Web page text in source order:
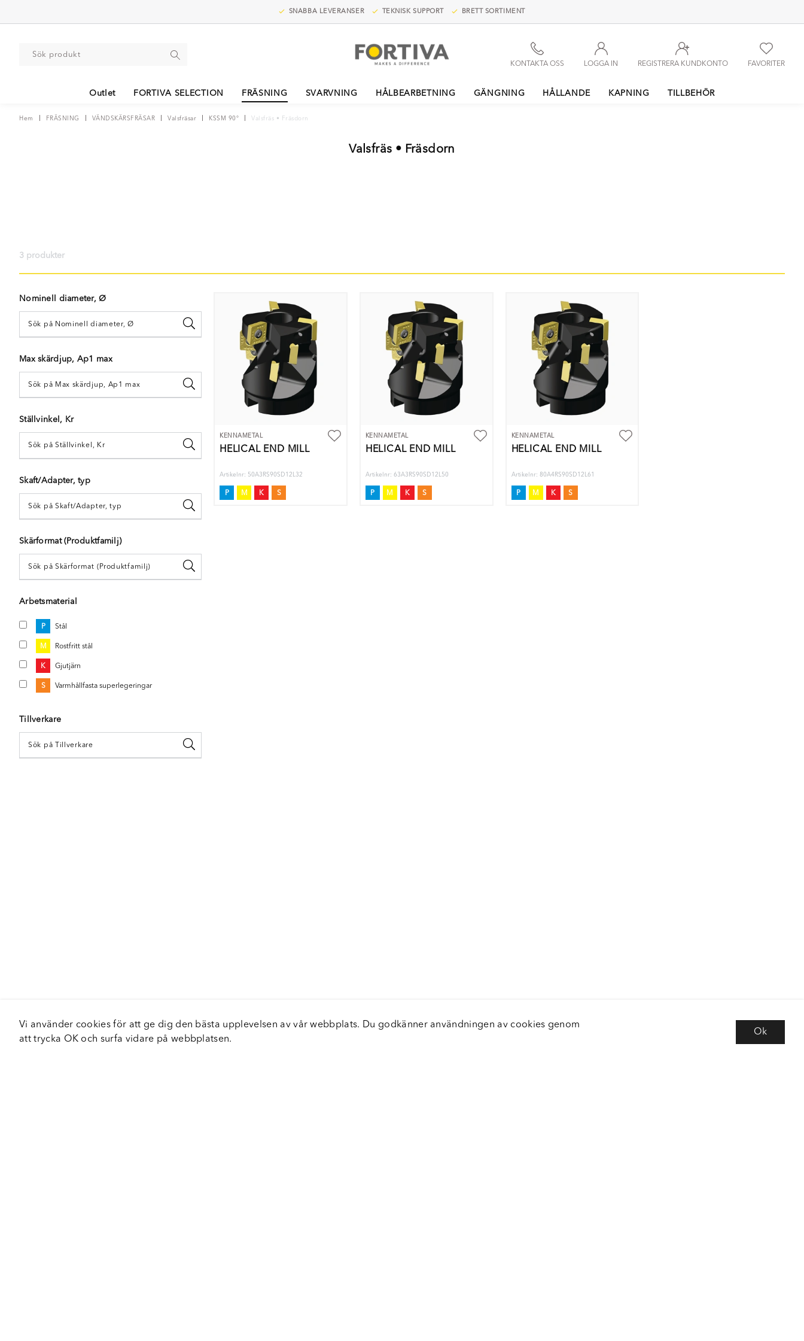
SNABBA LEVERANSER TEKNISK SUPPORT BRETT SORTIMENT
FAVORITER
REGISTRERA KUNDKONTO
LOGGA IN
KONTAKTA OSS
Outlet FORTIVA SELECTION FRÄSNING SVARVNING HÅLBEARBETNING GÄNGNING HÅLLANDE KAPNING TILLBEHÖR
Hem FRÄSNING VÄNDSKÄRSFRÄSAR Valsfräsar KSSM 90° Valsfräs • Fräsdorn
Valsfräs • Fräsdorn
3 produkter
Nominell diameter, Ø
Max skärdjup, Ap1 max
Ställvinkel, Kr
Skaft/Adapter, typ
Skärformat (Produktfamilj)
Arbetsmaterial
P Stål
M Rostfritt stål
K Gjutjärn
S Varmhållfasta superlegeringar
Tillverkare
KENNAMETAL
HELICAL END MILL
Artikelnr: 50A3RS90SD12L32
P M K S
KENNAMETAL
HELICAL END MILL
Artikelnr: 63A3RS90SD12L50
P M K S
KENNAMETAL
HELICAL END MILL
Artikelnr: 80A4RS90SD12L61
P M K S
Vi använder cookies för att ge dig den bästa upplevelsen av vår webbplats. Du godkänner användningen av cookies genom
att trycka OK och surfa vidare på webbplatsen.
Ok